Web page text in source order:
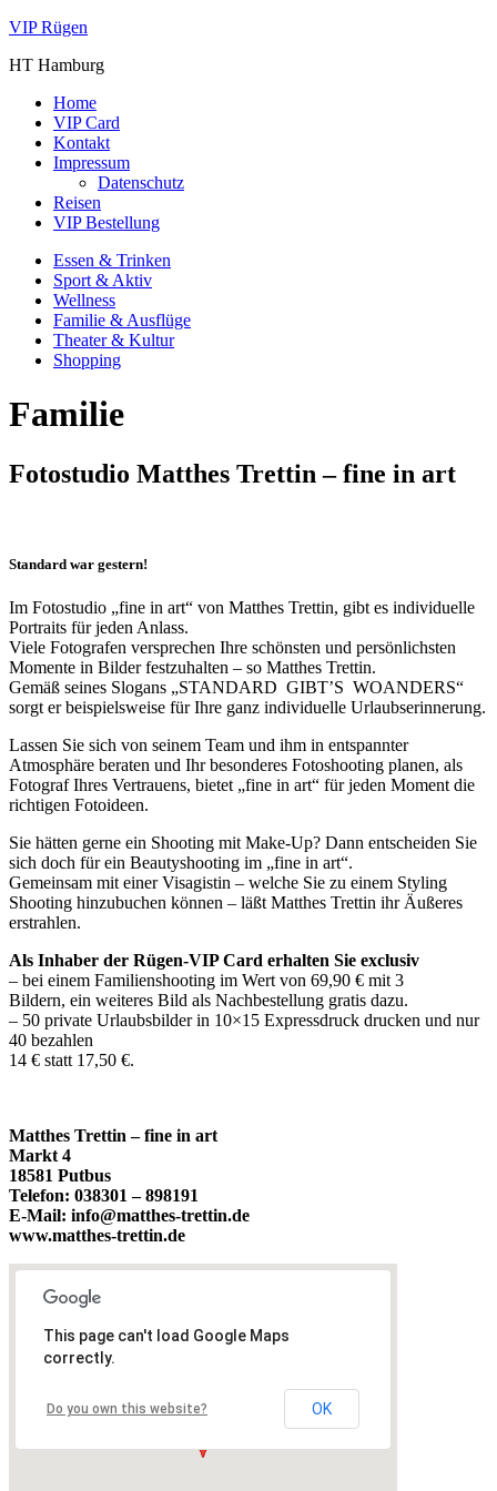
VIP Rügen
HT Hamburg
Home
VIP Card
Kontakt
Impressum
Datenschutz
Reisen
VIP Bestellung
Essen & Trinken
Sport & Aktiv
Wellness
Familie & Ausflüge
Theater & Kultur
Shopping
Familie
Fotostudio Matthes Trettin – fine in art
Standard war gestern!
Im Fotostudio „fine in art“ von Matthes Trettin, gibt es individuelle
Portraits für jeden Anlass.
Viele Fotografen versprechen Ihre schönsten und persönlichsten
Momente in Bilder festzuhalten – so Matthes Trettin.
Gemäß seines Slogans „STANDARD GIBT’S WOANDERS“
sorgt er beispielsweise für Ihre ganz individuelle Urlaubserinnerung.
Lassen Sie sich von seinem Team und ihm in entspannter
Atmosphäre beraten und Ihr besonderes Fotoshooting planen, als
Fotograf Ihres Vertrauens, bietet „fine in art“ für jeden Moment die
richtigen Fotoideen.
Sie hätten gerne ein Shooting mit Make-Up? Dann entscheiden Sie
sich doch für ein Beautyshooting im „fine in art“.
Gemeinsam mit einerVisagistin – welche Sie zu einem Styling
Shooting hinzubuchen können – läßt Matthes Trettin ihr Äußeres
erstrahlen.
Als Inhaber der Rügen-VIP Card erhalten Sie exclusiv
– bei einem Familienshooting im Wert von 69,90 € mit 3
Bildern, ein weiteres Bild als Nachbestellung gratis dazu.
– 50 private Urlaubsbilder in 10×15 Expressdruck drucken und nur
40 bezahlen
14 € statt 17,50 €.
Matthes Trettin – fine in art
Markt 4
18581 Putbus
Telefon: 038301 – 898191
E-Mail: info@matthes-trettin.de
www.matthes-trettin.de
This page can't load Google Maps
correctly.
Do you own this website? OK